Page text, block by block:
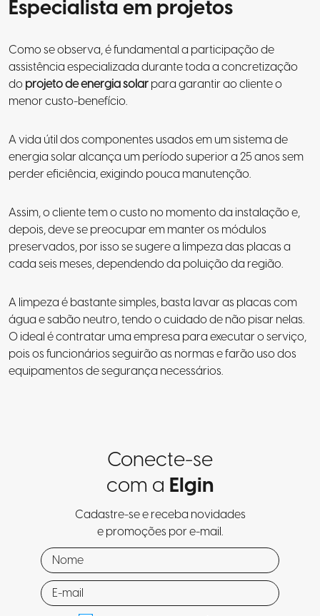
Especialista em projetos
Como se observa, é fundamental a participação de
assistência especializada durante toda a concretização
doprojeto de energia solarpara garantir ao cliente o
menor custo-benefício.
A vida útil dos componentes usados em um sistema de
energia solar alcança um período superior a 25 anos sem
perder eficiência, exigindo pouca manutenção.
Assim, o cliente tem o custo no momento da instalação e,
depois, deve se preocupar em manter os módulos
preservados, por isso se sugere a limpeza das placas a
cada seis meses, dependendo da poluição da região.
A limpeza é bastante simples, basta lavar as placas com
água e sabão neutro, tendo o cuidado de não pisar nelas.
O ideal é contratar uma empresa para executar o serviço,
pois os funcionários seguirão as normas e farão uso dos
equipamentos de segurança necessários.
Conecte-se
com a Elgin
Cadastre-se e receba novidades
e promoções por e-mail.